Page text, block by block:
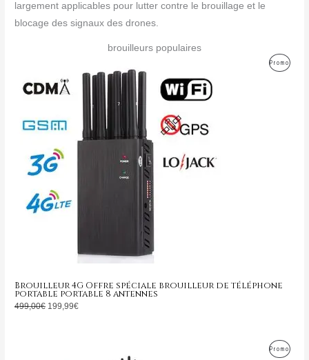
largement applicables pour lutter contre le brouillage et le
blocage des signaux des drones.
brouilleurs populaires
Promo
Brouilleur 4G Offre spéciale brouilleur de téléphone
portable portable 8 antennes
499,00€
était :
499,00€.
199,99€
actuel
199,99€.
Promo